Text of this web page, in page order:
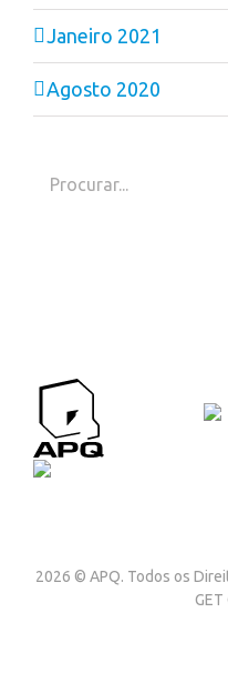
Janeiro 2021
Agosto 2020
Search
2026 © APQ. Todos os